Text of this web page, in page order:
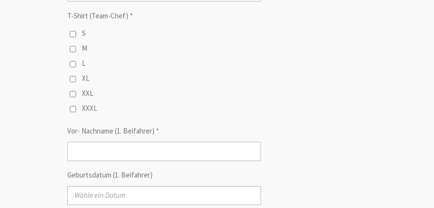
T-Shirt (Team-Chef) *
S
M
L
XL
XXL
XXXL
Vor- Nachname (1. Beifahrer) *
Geburtsdatum (1. Beifahrer)